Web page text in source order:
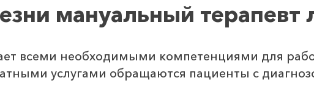
мануальный терапевт
всеми необходимыми компетенциями для
услугами обращаются пациенты с